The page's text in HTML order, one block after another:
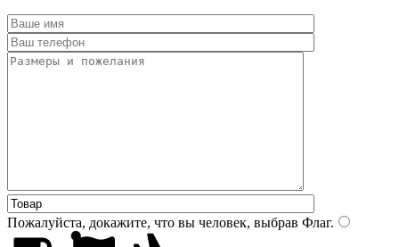
Пожалуйста, докажите, что вы человек, выбрав Флаг.